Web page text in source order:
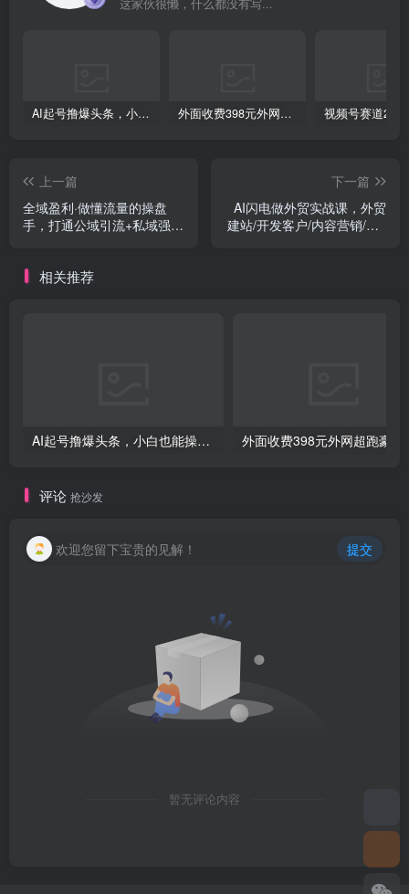
AI起号撸爆头条，小白也能操作，日入2000+ 外面收费398元外网超跑豪车汽车视频搬运至快手抖音上热门项目
上一篇
全域盈利·做懂流量的操盘
手，打通公域引流+私域强变
下一篇
AI闪电做外贸实战课，外贸
建站/开发客户/内容营销/从0
相关推荐
AI起号撸爆头条，小白也能操作，日入2000+
评论 抢沙发
欢迎您留下宝贵的见解！ 提交
暂无评论内容